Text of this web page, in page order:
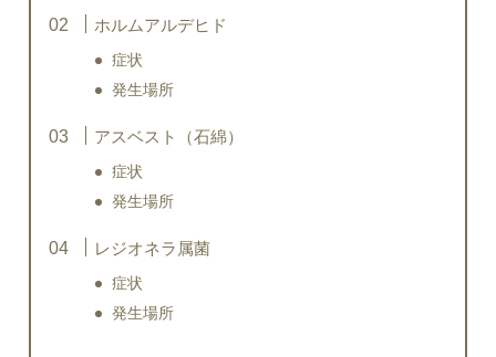
ホルムアルデヒド
症状
発生場所
アスベスト（石綿）
症状
発生場所
レジオネラ属菌
症状
発生場所